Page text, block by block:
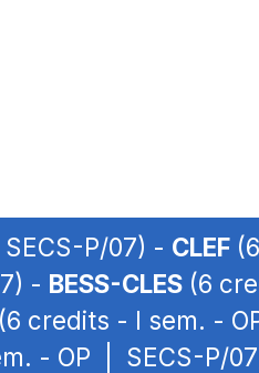
P/07) - CLEF
- BESS-CLES (6
(6 credits - I sem. -
- OP | SECS-P/